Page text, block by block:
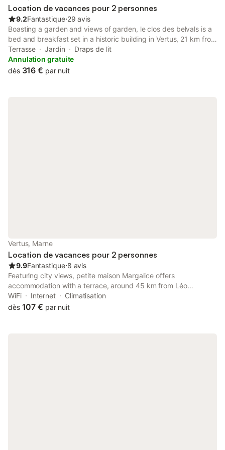
Location de vacances pour 2 personnes
9.2Fantastique⋅29 avis
Boasting a garden and views of garden, le clos des belvals is a
bed and breakfast set in a historic building in Vertus, 21 km from
Epernay Train Station. Featuring a shared kitchen, this property
also provides guests with a sun terrace.
Terrasse Jardin
Draps de lit
Annulation gratuite
dès 316 € par nuit
Vertus, Marne
Location de vacances pour 2 personnes
9.9Fantastique⋅8 avis
Featuring city views, petite maison Margalice offers
accommodation with a terrace, around 45 km from Léo
Lagrange Park.
WiFi Internet
Climatisation
dès 107 € par nuit